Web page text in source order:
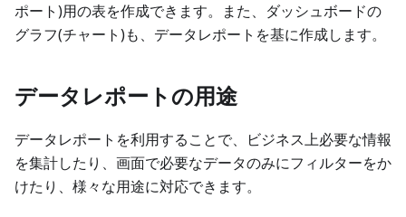
ポート)用の表を作成できます。また、ダッシュボードの
グラフ(チャート)も、データレポートを基に作成します。
データレポートの用途
データレポートを利用することで、ビジネス上必要な情報
を集計したり、画面で必要なデータのみにフィルターをか
けたり、様々な用途に対応できます。